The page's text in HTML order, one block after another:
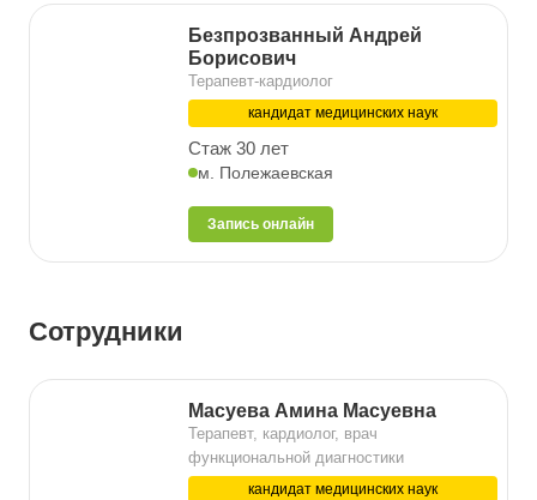
Безпрозванный Андрей
Борисович
Терапевт-кардиолог
кандидат медицинских наук
Стаж 30 лет
м. Полежаевская
Запись онлайн
Сотрудники
Масуева Амина Масуевна
Терапевт, кардиолог, врач
функциональной диагностики
кандидат медицинских наук